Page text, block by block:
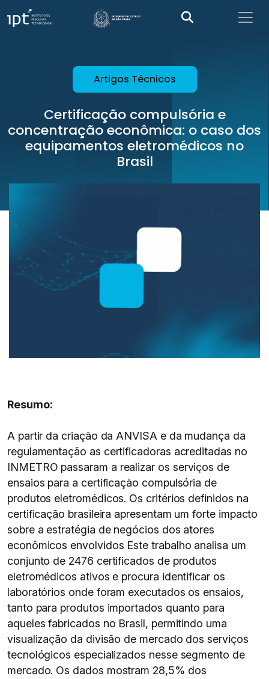
Artigos Técnicos
Certificação compulsória e
concentração econômica: o caso dos
equipamentos eletromédicos no
Brasil
Resumo:
A partir da criação da ANVISA e da mudança da
regulamentação as certificadoras acreditadas no
INMETRO passaram a realizar os serviços de
ensaios para a certificação compulsória de
produtos eletromédicos. Os critérios definidos na
certificação brasileira apresentam um forte impacto
sobre a estratégia de negócios dos atores
econômicos envolvidos Este trabalho analisa um
conjunto de 2476 certificados de produtos
eletromédicos ativos e procura identificar os
laboratórios onde foram executados os ensaios,
tanto para produtos importados quanto para
aqueles fabricados no Brasil, permitindo uma
visualização da divisão de mercado dos serviços
tecnológicos especializados nesse segmento de
mercado. Os dados mostram 28,5% dos